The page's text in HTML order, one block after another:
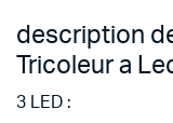
description
Tricoleur a
3 LED :